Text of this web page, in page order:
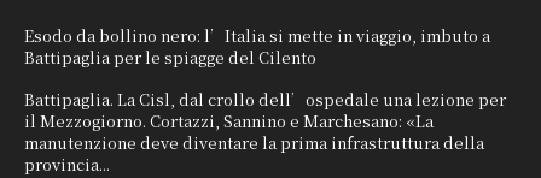
Esodo da bollino nero: l’Italia si mette in viaggio, imbuto a
Battipaglia per le spiagge del Cilento
Battipaglia. La Cisl, dal crollo dell’ospedale una lezione per
il Mezzogiorno. Cortazzi, Sannino e Marchesano: «La
manutenzione deve diventare la prima infrastruttura della
provincia...